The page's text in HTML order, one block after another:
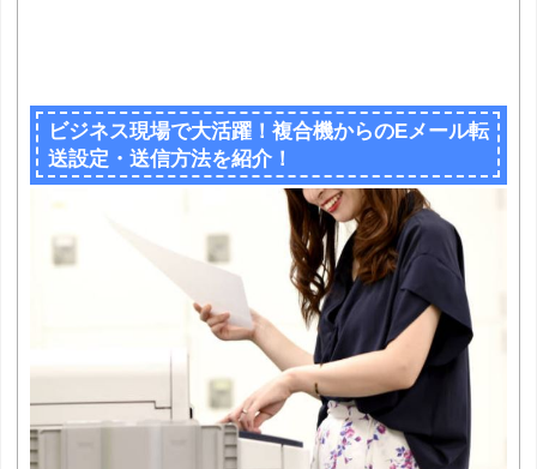
ビジネス現場で大活躍！複合機からのEメール転
送設定・送信方法を紹介！